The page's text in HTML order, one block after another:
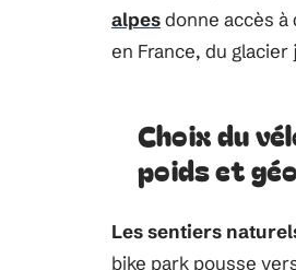
alpesdonne accès
en France, du glacier
Choix du
poids et
Les sentiers
bike park pousse